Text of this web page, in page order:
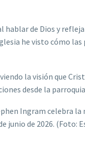
hablar de Dios y
he visto cómo
la visión que
desde la
Ingram celebra
junio de 2026. (Foto: